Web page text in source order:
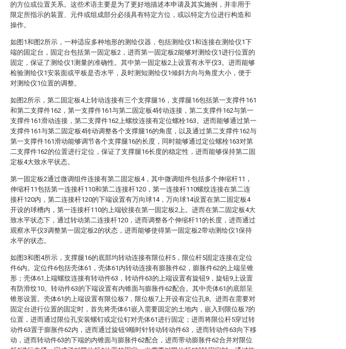
的方位或位置关系。这些术语主要是为了更好地描述本申请及其实施例，并非用于
限定所指示的装置、元件或组成部分必须具有特定方位，或以特定方位进行构造和
操作。
如图1和图2所示，一种适应多种地形的测绘仪器，包括测绘仪1和连接在测绘仪1下
端的固定台，固定台包括第一固定板2，进而第一固定板2能够对测绘仪1进行位置的
固定，保证了测绘仪1测量的准确性。其中第一固定板2上设置有水平仪3。进而能够
检验测绘仪1安装面或平板是否水平，及时测知测绘仪1倾斜方向与角度大小，便于
对测绘仪1位置的调整。
如图2所示，第二固定板4上转动连接有三个支撑腿16，支撑腿16包括第一支撑件161
和第二支撑件162，第一支撑件161与第二固定板4转动连接，第二支撑件162与第一
支撑件161滑动连接，第二支撑件162上螺纹连接有定位螺栓163。进而能够通过第一
支撑件161与第二固定板4转动调整各个支撑腿16的角度，以及通过第二支撑件162与
第一支撑件161滑动能够调节各个支撑腿16的长度，同时能够通过定位螺栓163对第
二支撑件162的位置进行定位，保证了支撑腿16长度的稳定性，进而能够保持第二固
定板4大致水平状态。
第一固定板2通过微调组件连接有第二固定板4，其中微调组件包括多个伸缩杆11，
伸缩杆11包括第一连接杆110和第二连接杆120，第一连接杆110螺纹连接在第二连
接杆120内，第二连接杆120的下端设置有万向球14，万向球14设置在第二固定板4
开设的球槽内，第一连接杆110的上端铰接在第一固定板2上。进而在第二固定板4大
致水平状态下，通过转动第二连接杆120，进而调整各个伸缩杆11的长度，进而通过
观察水平仪3调整第一固定板2的状态，进而能够使得第一固定板2带动测绘仪1保持
水平的状态。
如图3和图4所示，支撑腿16的底部均转动连接有限位杆5，限位杆5固定连接在定位
件6内。定位件6包括壳体61，壳体61内转动连接有膨胀件62，膨胀件62的上端呈锥
形；壳体61上端螺纹连接有转动件63，转动件63的上端设置有旋钮9，旋钮9上设置
有防滑纹10。转动件63的下端设置有内锥面与膨胀件62配合。其中壳体61的底部呈
锥形设置。壳体61的上端设置有限位板7，限位板7上开设有定位孔8。进而在需要对
固定台进行位置的固定时，首先将壳体61嵌入需要固定的土地内，嵌入到限位板7的
位置，进而通过限位孔安装螺钉或定位钉对壳体61进行固定；进而将限位杆5穿过转
动件63置于膨胀件62内，进而通过旋钮9顺时针转动转动件63，进而转动件63向下移
动，进而转动件63的下端的内锥面与膨胀件62配合，进而带动膨胀件62合并对限位